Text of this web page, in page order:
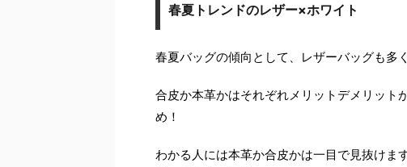
春夏トレンドのレザー×ホワイト
春夏バッグの傾向として、レザーバッグも多
合皮か本革かはそれぞれメリットデメリット
め！
わかる人には本革か合皮かは一目で見抜けま